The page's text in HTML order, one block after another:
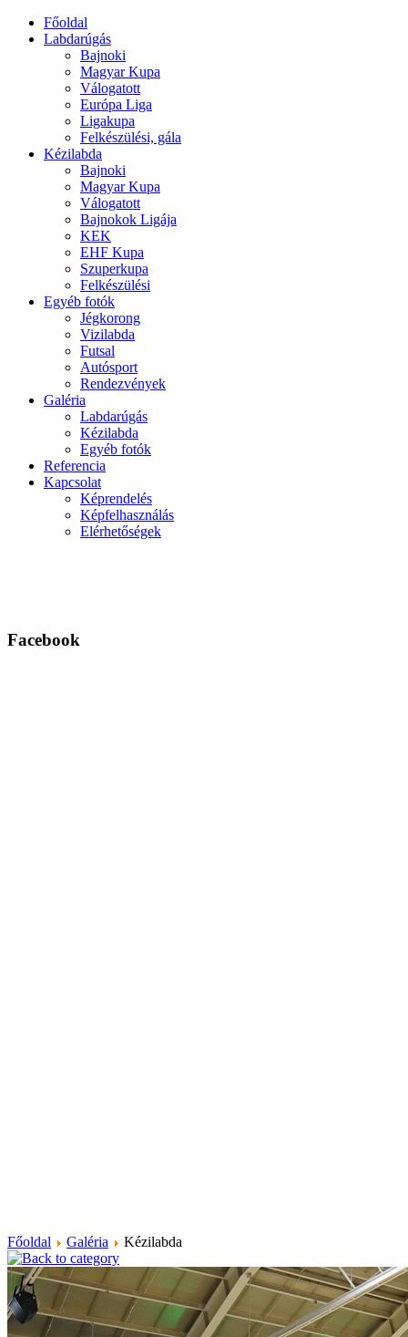
Főoldal
Labdarúgás
Bajnoki
Magyar Kupa
Válogatott
Európa Liga
Ligakupa
Felkészülési, gála
Kézilabda
Bajnoki
Magyar Kupa
Válogatott
Bajnokok Ligája
KEK
EHF Kupa
Szuperkupa
Felkészülési
Egyéb fotók
Jégkorong
Vizilabda
Futsal
Autósport
Rendezvények
Galéria
Labdarúgás
Kézilabda
Egyéb fotók
Referencia
Kapcsolat
Képrendelés
Képfelhasználás
Elérhetőségek
Facebook
Főoldal Galéria Kézilabda